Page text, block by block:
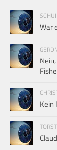
War
Kein